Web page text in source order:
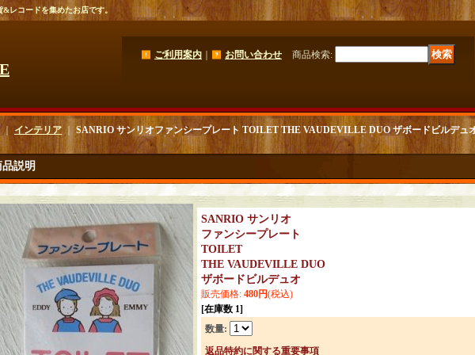
レコードを集めたお店です。
ご利用案内 お問い合わせ 商品検索:
｜ インテリア｜ SANRIO サンリオファンシープレート TOILET THE VAUDEVILLE DUO ザボードビルデュ
品説明
SANRIO サンリオ
ファンシープレート
TOILET
THE VAUDEVILLE DUO
ザボードビルデュオ
販売価格: 480円(税込)
[在庫数 1]
数量:
返品特約に関する重要事項